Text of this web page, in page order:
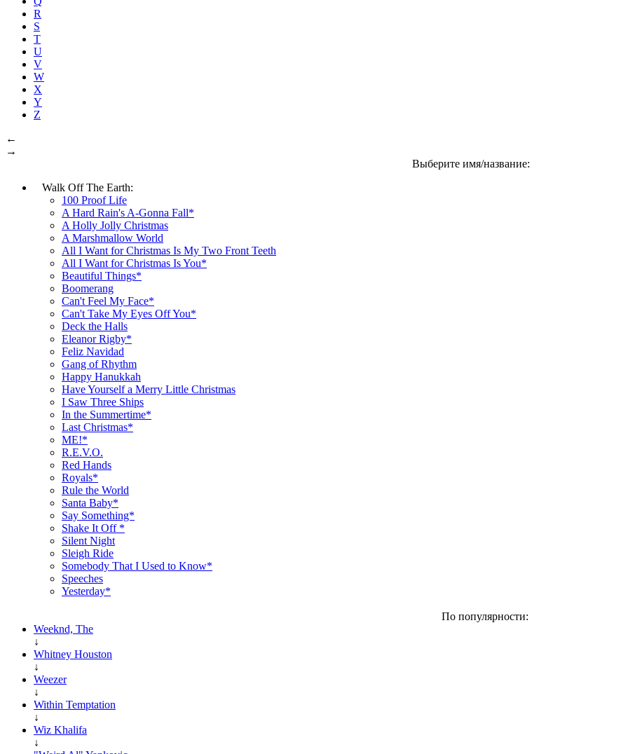
R
S
T
U
V
W
X
Y
Z
←
→
Выберите имя/название:
Walk Off The Earth:
100 Proof Life
A Hard Rain's A-Gonna Fall*
A Holly Jolly Christmas
A Marshmallow World
All I Want for Christmas Is My Two Front Teeth
All I Want for Christmas Is You*
Beautiful Things*
Boomerang
Can't Feel My Face*
Can't Take My Eyes Off You*
Deck the Halls
Eleanor Rigby*
Feliz Navidad
Gang of Rhythm
Happy Hanukkah
Have Yourself a Merry Little Christmas
I Saw Three Ships
In the Summertime*
Last Christmas*
ME!*
R.E.V.O.
Red Hands
Royals*
Rule the World
Santa Baby*
Say Something*
Shake It Off *
Silent Night
Sleigh Ride
Somebody That I Used to Know*
Speeches
Yesterday*
По популярности:
Weeknd, The
↓
Whitney Houston
↓
Weezer
↓
Within Temptation
↓
Wiz Khalifa
↓